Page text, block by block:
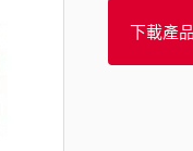
下載產